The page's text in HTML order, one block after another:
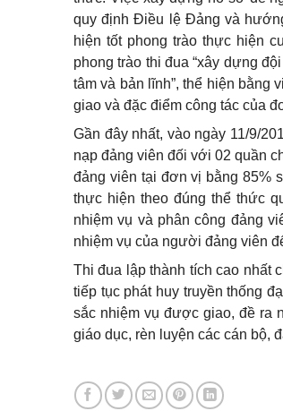
quy định Điều lệ Đảng và
hiện tốt phong trào thực hiện
phong trào thi đua “xây dựng
tâm và bản lĩnh”, thể hiện
giao và đặc điểm công tác của
Gần đây nhất, vào ngày 11/9/
nạp đảng viên đối với 02 quần
đảng viên tại đơn vị bằng 85%
thực hiện theo đúng thể thức
nhiệm vụ và phân công đảng
nhiệm vụ của người đảng viên
Thi đua lập thành tích cao nhất
tiếp tục phát huy truyền thống
sắc nhiệm vụ được giao, đề ra
giáo dục, rèn luyện các cán bộ,